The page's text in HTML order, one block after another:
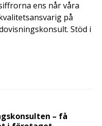
ens når våra
på
Stöd i
– få